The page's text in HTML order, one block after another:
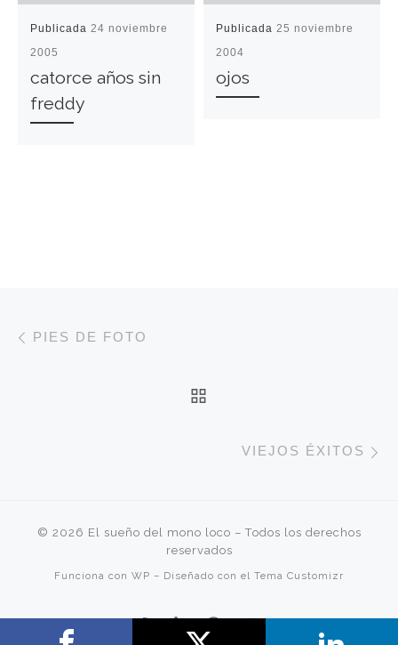
Publicada24 noviembre
2005
catorce años sin
freddy
Publicada25 noviembre
2004
ojos
Navegación de entradas
PIES DE FOTO
VIEJOS ÉXITOS
© 2026 El sueño del mono loco – Todos los derechos
reservados
Funciona con WP – Diseñado con el Tema Customizr